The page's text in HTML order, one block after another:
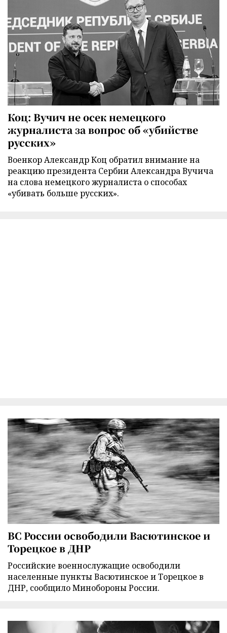
Коц: Вучич не осек немецкого
журналиста за вопрос об «убийстве
русских»
Военкор Александр Коц обратил внимание на
реакцию президента Сербии Александра Вучича
на слова немецкого журналиста о способах
«убивать больше русских».
ВС России освободили Васютинское и
Торецкое в ДНР
Российские военнослужащие освободили
населенные пункты Васютинское и Торецкое в
ДНР, сообщило Минобороны России.